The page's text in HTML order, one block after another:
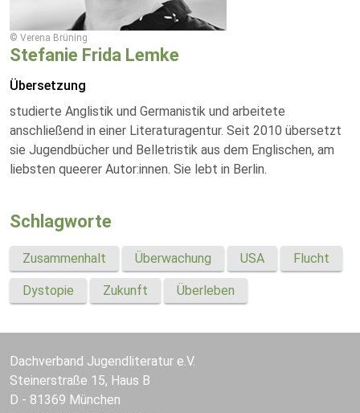
© Verena Brüning
Stefanie Frida Lemke
Übersetzung
studierte Anglistik und Germanistik und arbeitete
anschließend in einer Literaturagentur. Seit 2010 übersetzt
sie Jugendbücher und Belletristik aus dem Englischen, am
liebsten queerer Autor:innen. Sie lebt in Berlin.
Schlagworte
Zusammenhalt Überwachung USA Flucht
Dystopie Zukunft Überleben
Dachverband Jugendliteratur e.V.
Steinerstraße 15, Haus B
D - 81369 München